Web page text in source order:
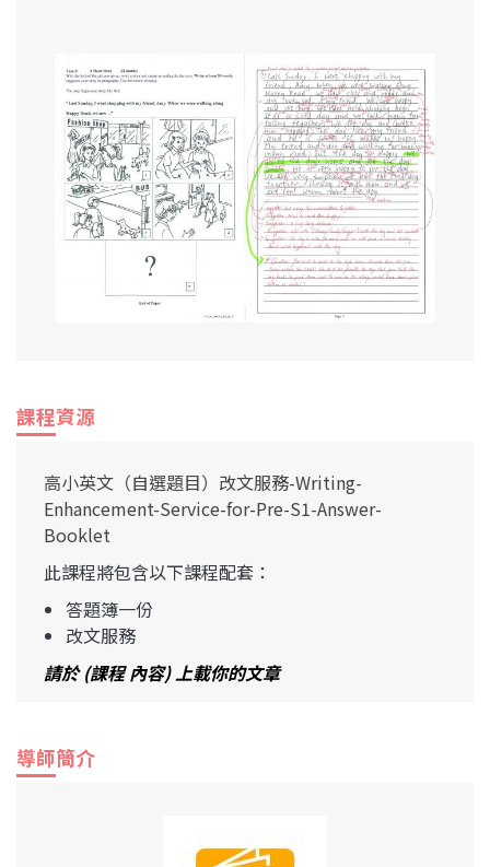
課程資源
高小英文（自選題目）改文服務-Writing-
Enhancement-Service-for-Pre-S1-Answer-
Booklet
此課程將包含以下課程配套：
答題簿一份
改文服務
請於 (課程 內容) 上載你的文章
導師簡介